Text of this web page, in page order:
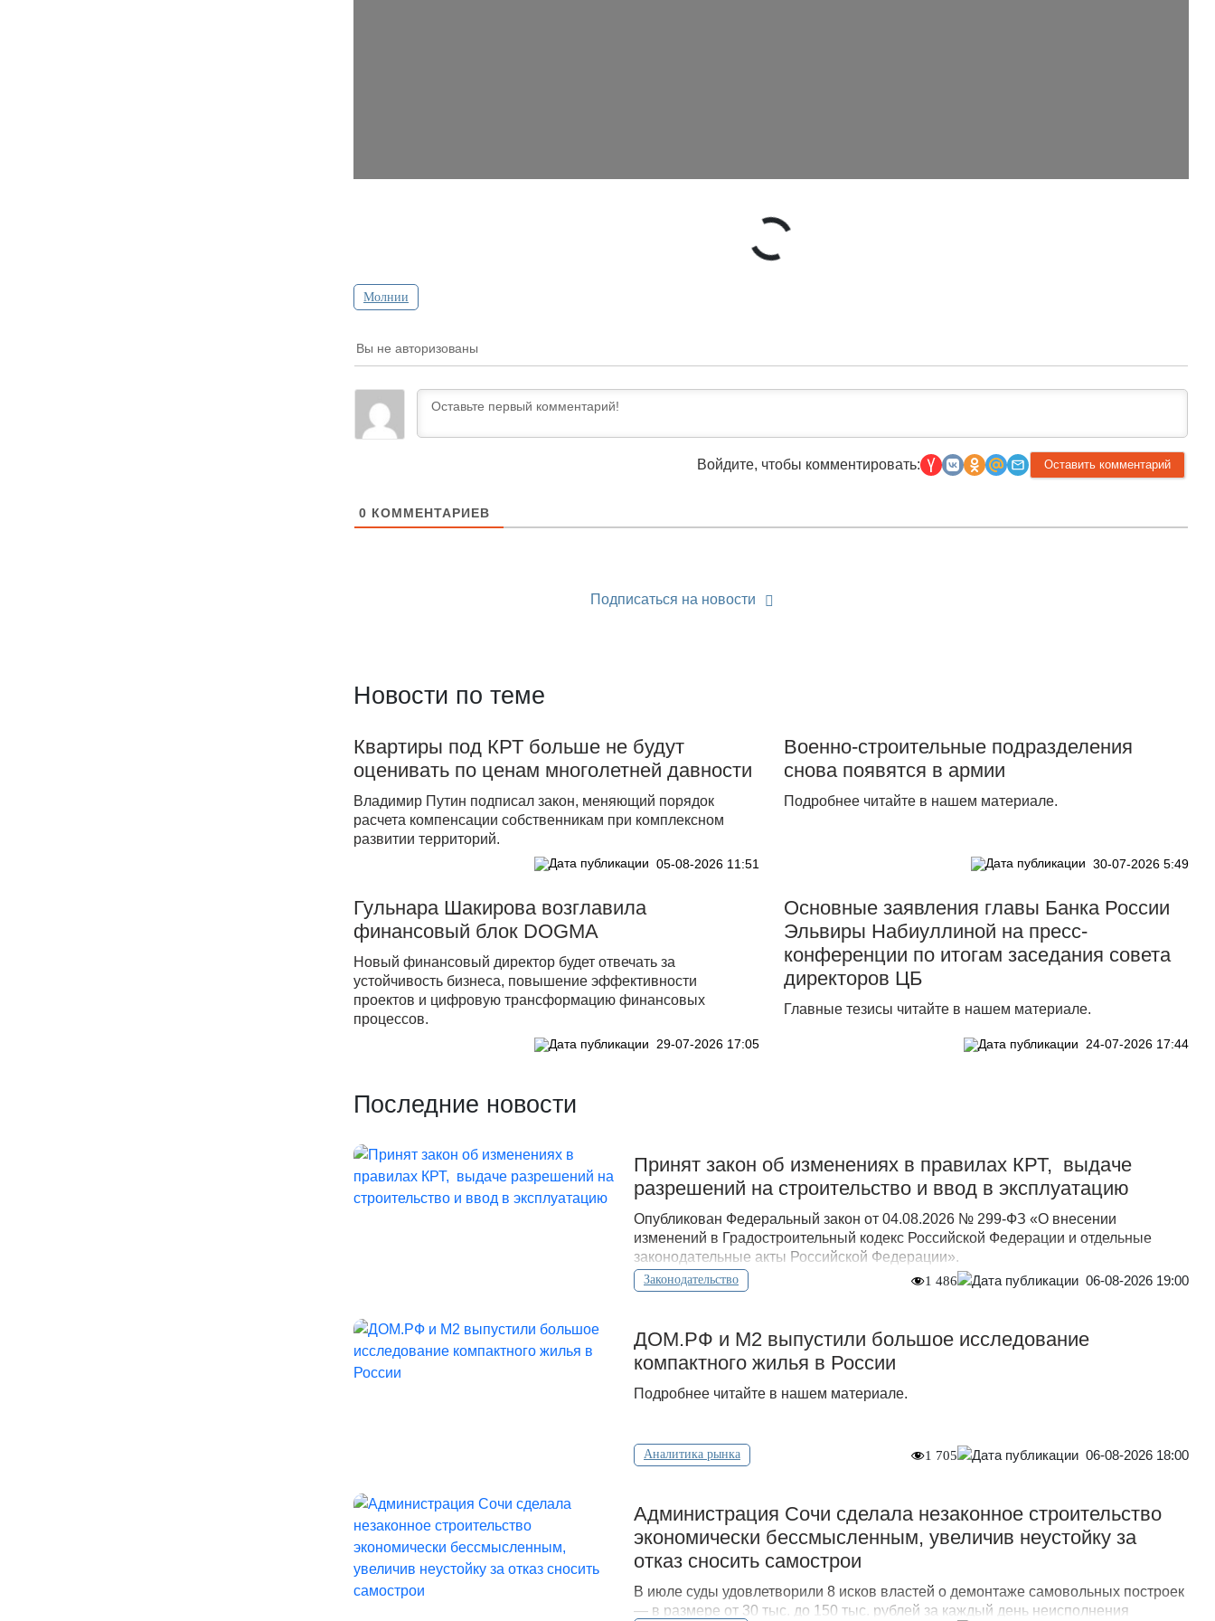
Молнии
Вы не авторизованы
Войдите, чтобы комментировать:
0 КОММЕНТАРИЕВ
Подписаться на новости
Новости по теме
Квартиры под КРТ больше не будут
оценивать по ценам многолетней давности
Владимир Путин подписал закон, меняющий порядок
расчета компенсации собственникам при комплексном
развитии территорий.
05-08-2026 11:51
Военно-строительные подразделения
снова появятся в армии
Подробнее читайте в нашем материале.
30-07-2026 5:49
Гульнара Шакирова возглавила
финансовый блок DOGMA
Новый финансовый директор будет отвечать за
устойчивость бизнеса, повышение эффективности
проектов и цифровую трансформацию финансовых
процессов.
29-07-2026 17:05
Основные заявления главы Банка России
Эльвиры Набиуллиной на пресс-
конференции по итогам заседания совета
директоров ЦБ
Главные тезисы читайте в нашем материале.
24-07-2026 17:44
Последние новости
Принят закон об изменениях в правилах КРТ, выдаче
разрешений на строительство и ввод в эксплуатацию
Опубликован Федеральный закон от 04.08.2026 № 299-ФЗ «О внесении
изменений в Градостроительный кодекс Российской Федерации и отдельные
законодательные акты Российской Федерации».
Законодательство 1 486 06-08-2026 19:00
ДOМ.PФ и М2 выпустили большое исследование
компактного жилья в России
Подробнее читайте в нашем материале.
Аналитика рынка 1 705 06-08-2026 18:00
Администрация Сочи сделала незаконное строительство
экономически бессмысленным, увеличив неустойку за
отказ сносить самострои
В июле суды удовлетворили 8 исков властей о демонтаже самовольных построек
— в размере от 30 тыс. до 150 тыс. рублей за каждый день неисполнения